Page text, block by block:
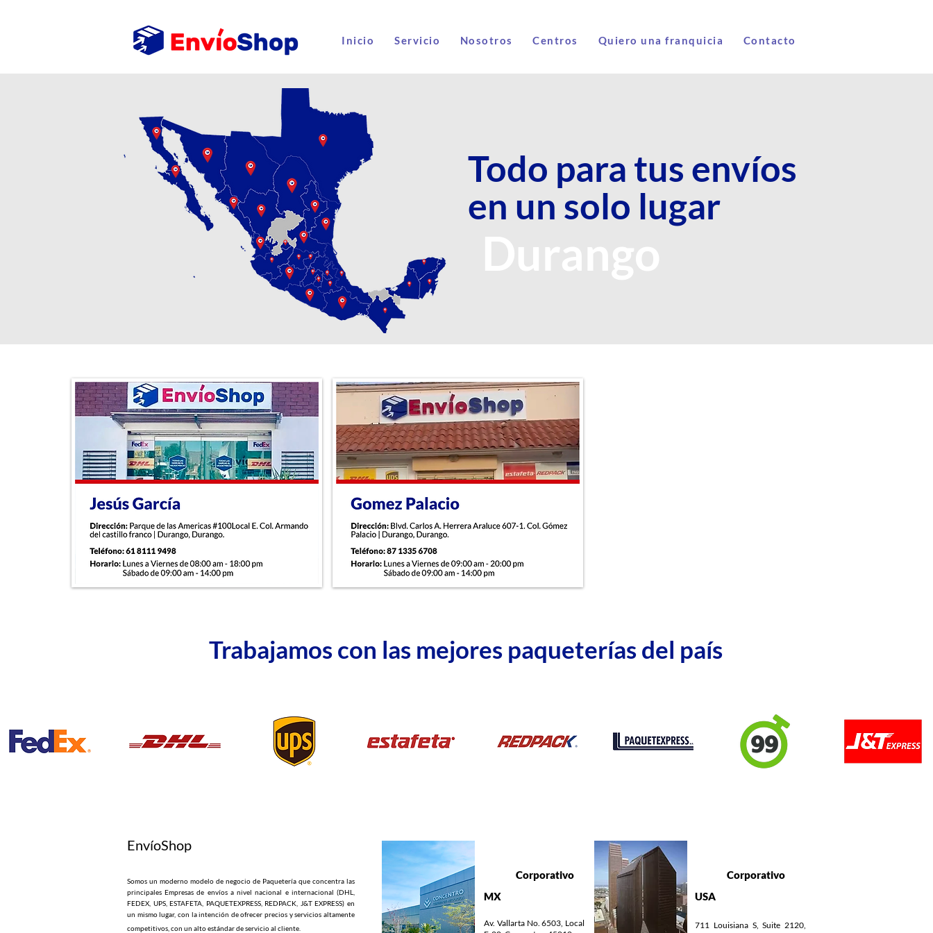
Inicio Servicio Nosotros Centros Quiero una franquicia Contacto
Todo para tus envíos
en un solo lugar
Trabajamos con las mejores paqueterías del país
EnvíoShop
Somos un moderno modelo de negocio de Paquetería que concentra las
principales Empresas de envíos a nivel nacional e internacional (DHL,
FEDEX, UPS, ESTAFETA, PAQUETEXPRESS, REDPACK, J&T EXPRESS) en
un mismo lugar, con la intención de ofrecer precios y servicios altamente
competitivos, con un alto estándar de servicio al cliente.
Corporativo
MX
Av. Vallarta No. 6503, Local
Corporativo
USA
711 Louisiana S, Suite 2120,